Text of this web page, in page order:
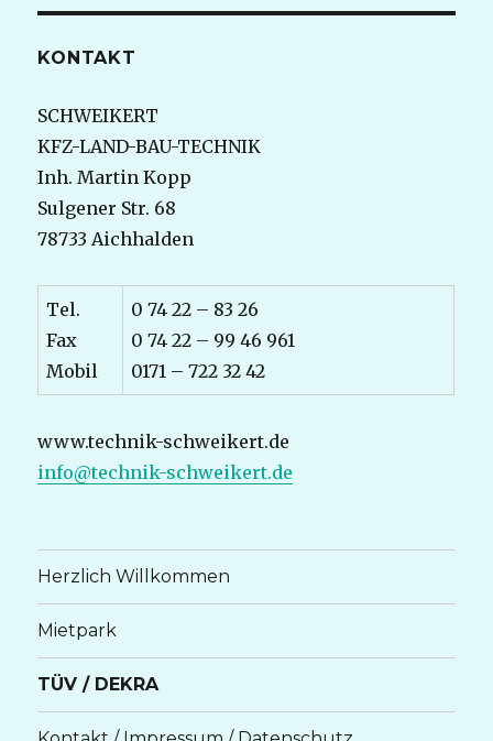
KONTAKT
SCHWEIKERT
KFZ-LAND-BAU-TECHNIK
Inh. Martin Kopp
Sulgener Str. 68
78733 Aichhalden
Tel.
Fax
Mobil
0 74 22 – 83 26
0 74 22 – 99 46 961
0171 – 722 32 42
www.technik-schweikert.de
info@technik-schweikert.de
Herzlich Willkommen
Mietpark
TÜV / DEKRA